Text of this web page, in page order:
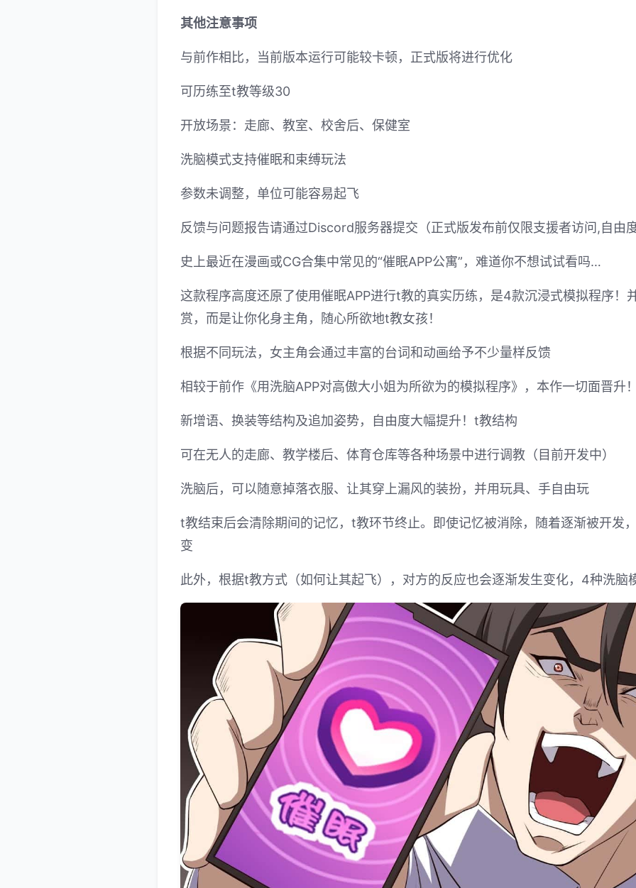
其他注意事项
与前作相比，当前版本运行可能较卡顿，正式版将进行优化
可历练至t教等级30
开放场景：走廊、教室、校舍后、保健室
洗脑模式支持催眠和束缚玩法
参数未调整，单位可能容易起飞
反馈与问题报告请通过Discord服务器提交（正式版发布前仅限支援者访问,自由
史上最近在漫画或CG合集中常见的“催眠APP公寓”，难道你不想试试看吗…
这款程序高度还原了使用催眠APP进行t教的真实历练，是4款沉浸式模拟程序！
赏，而是让你化身主角，随心所欲地t教女孩！
根据不同玩法，女主角会通过丰富的台词和动画给予不少量样反馈
相较于前作《用洗脑APP对高傲大小姐为所欲为的模拟程序》，本作一切面晋升
新增语、换装等结构及追加姿势，自由度大幅提升！t教结构
可在无人的走廊、教学楼后、体育仓库等各种场景中进行调教（目前开发中）
洗脑后，可以随意掉落衣服、让其穿上漏风的装扮，并用玩具、手自由玩
t教结束后会清除期间的记忆，t教环节终止。即使记忆被消除，随着逐渐被开发
变
此外，根据t教方式（如何让其起飞），对方的反应也会逐渐发生变化，4种洗脑